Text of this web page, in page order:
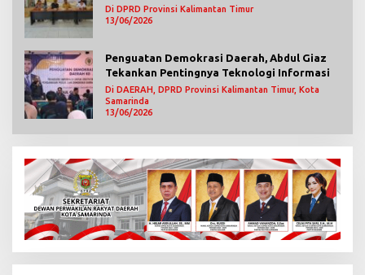
Mengawasi Jalannya Pemerintahan
Di DPRD Provinsi Kalimantan Timur
13/06/2026
Penguatan Demokrasi Daerah, Abdul Giaz
Tekankan Pentingnya Teknologi Informasi
Di DAERAH, DPRD Provinsi Kalimantan Timur, Kota
Samarinda
13/06/2026